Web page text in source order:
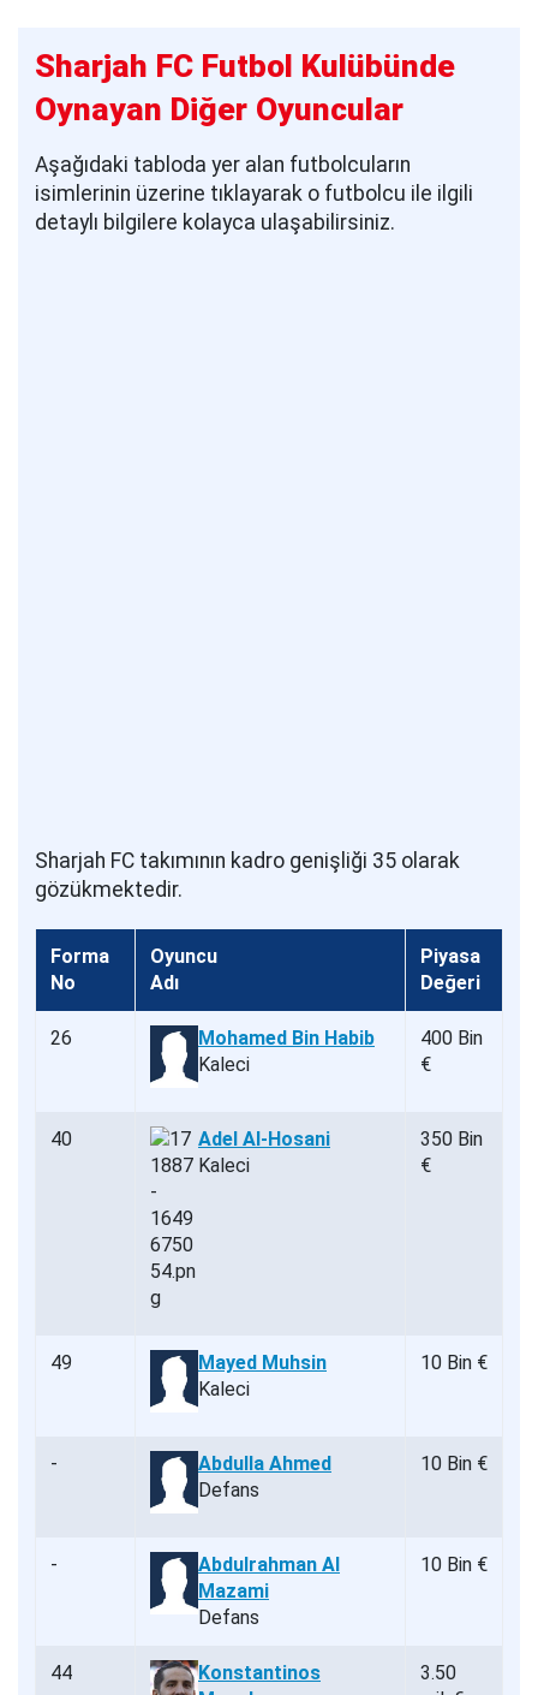
Sharjah FC Futbol Kulübünde
Oynayan Diğer Oyuncular
Aşağıdaki tabloda yer alan futbolcuların
isimlerinin üzerine tıklayarak o futbolcu ile ilgili
detaylı bilgilere kolayca ulaşabilirsiniz.
Sharjah FC takımının kadro genişliği 35 olarak
gözükmektedir.
Forma
No
Oyuncu
Adı
Piyasa
Değeri
26
Mohamed Bin Habib
Kaleci
400 Bin
€
40
Adel Al-Hosani
Kaleci
350 Bin
€
49
Mayed Muhsin
Kaleci
10 Bin €
-
Abdulla Ahmed
Defans
10 Bin €
-
Abdulrahman Al
Mazami
Defans
10 Bin €
44
Konstantinos
3.50